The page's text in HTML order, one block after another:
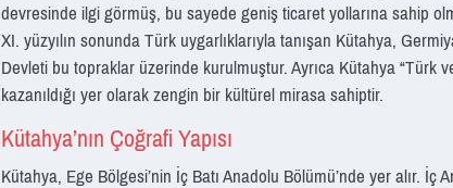
14:45
14:45
CANCELLED
devresinde ilgi görmüş, bu sayede geniş ticaret yollarına sahip
XI. yüzyılın sonunda Türk uygarlıklarıyla tanışan Kütahya,
Devleti bu topraklar üzerinde kurulmuştur. Ayrıca Kütahya “Türk
kazanıldığı yer olarak zengin bir kültürel mirasa sahiptir.
Kütahya’nın Çoğrafi Yapısı
Kütahya, Ege Bölgesi’nin İç Batı Anadolu Bölümü’nde yer alır. İç